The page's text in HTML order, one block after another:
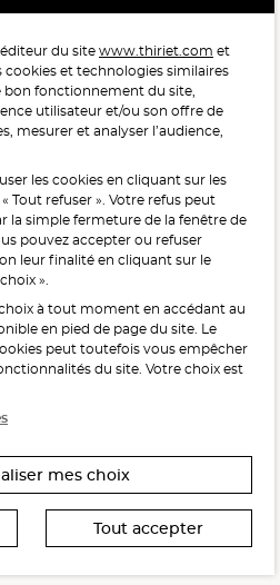
AU MOINS CINQ FRUITS ET
WWW.MANGERBOUGER.FR
pour la santé, à consommer
modération.
de boissons alcooliques
moins de 18 ans
l’acheteur est exigée au moment
en ligne.
ART. L. 3342-1 ET L. 3353-3
éditeur du site www.thiriet.com et
cookies et technologies similaires
bon fonctionnement du site,
utilisateur et/ou son offre de
mesurer et analyser l’audience,
les cookies en cliquant sur les
Tout refuser ». Votre refus peut
la simple fermeture de la fenêtre de
pouvez accepter ou refuser
leur finalité en cliquant sur le
».
à tout moment en accédant au
en pied de page du site. Le
peut toutefois vous empêcher
du site. Votre choix est
mes choix
Tout accepter